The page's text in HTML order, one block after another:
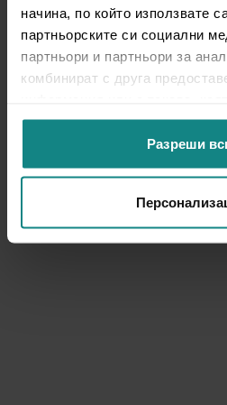
начина, по който използвате
партньорските си социални
партньори и партньори за
комбинират с друга
ползването от Ваша страна
Разреши